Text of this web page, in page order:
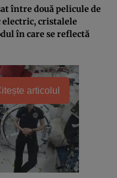
între două pelicule de
electric, cristalele
în care se reflectă
articolul